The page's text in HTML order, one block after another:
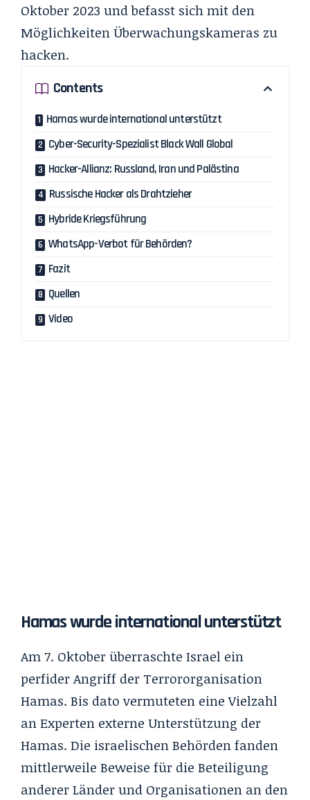
Oktober 2023 und befasst sich mit den
Möglichkeiten Überwachungskameras zu
hacken.
Contents
Hamas wurde international unterstützt
Cyber-Security-Spezialist Black Wall Global
Hacker-Allianz: Russland, Iran und Palästina
Russische Hacker als Drahtzieher
Hybride Kriegsführung
WhatsApp-Verbot für Behörden?
Fazit
Quellen
Video
Hamas wurde international unterstützt
Am 7. Oktober überraschte Israel ein
perfider Angriff der Terrororganisation
Hamas. Bis dato vermuteten eine Vielzahl
an Experten externe Unterstützung der
Hamas. Die israelischen Behörden fanden
mittlerweile Beweise für die Beteiligung
anderer Länder und Organisationen an den